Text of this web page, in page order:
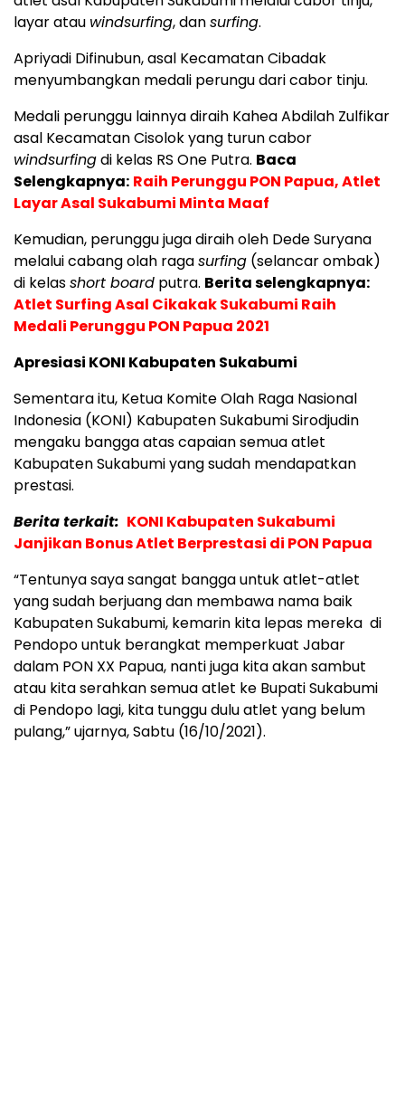
layar atau windsurfing, dansurfing.
Apriyadi Difinubun, asal Kecamatan Cibadak
menyumbangkan medali perungu dari cabor tinju.
Medali perunggu lainnya diraih Kahea Abdilah Zulfikar
asal Kecamatan Cisolok yang turun cabor
windsurfingdi kelas RS One Putra. Baca
Selengkapnya: Raih Perunggu PON Papua, Atlet
Layar Asal Sukabumi Minta Maaf
Kemudian, perunggu juga diraih oleh Dede Suryana
melalui cabang olah ragasurfing (selancar ombak)
di kelasshort board putra. Berita selengkapnya:
Atlet Surfing Asal Cikakak Sukabumi Raih
Medali Perunggu PON Papua 2021
Apresiasi KONI Kabupaten Sukabumi
Sementara itu, Ketua Komite Olah Raga Nasional
Indonesia (KONI) Kabupaten Sukabumi Sirodjudin
mengaku bangga atas capaian semua atlet
Kabupaten Sukabumi yang sudah mendapatkan
prestasi.
Berita terkait: KONI Kabupaten Sukabumi
Janjikan Bonus Atlet Berprestasi di PON Papua
“Tentunya saya sangat bangga untuk atlet-atlet
yang sudah berjuang dan membawa nama baik
Kabupaten Sukabumi, kemarin kita lepas mereka di
Pendopo untuk berangkat memperkuat Jabar
dalam PON XX Papua, nanti juga kita akan sambut
atau kita serahkan semua atlet ke Bupati Sukabumi
di Pendopo lagi, kita tunggu dulu atlet yang belum
pulang,” ujarnya, Sabtu (16/10/2021).